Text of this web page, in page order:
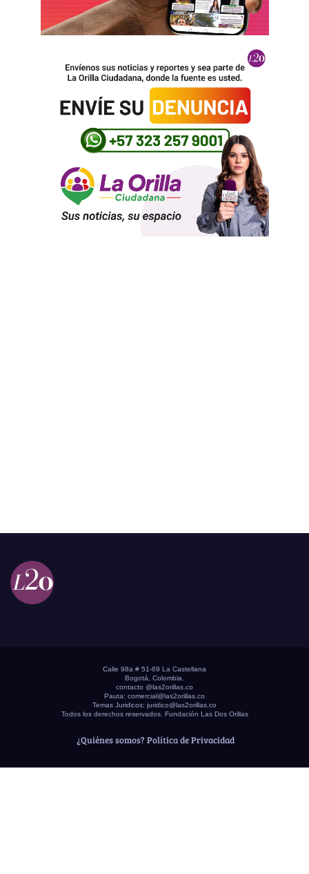
Calle 98a # 51-69 La Castellana
Bogotá, Colombia.
contacto @las2orillas.co
Pauta: comercial@las2orillas.co
Temas Juridicos: juridico@las2orillas.co
Todos los derechos reservados. Fundación Las Dos Orillas
¿Quiénes somos? Política de Privacidad